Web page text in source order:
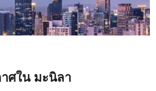
ศใน มะนิลา